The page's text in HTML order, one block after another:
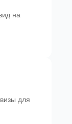
на
для